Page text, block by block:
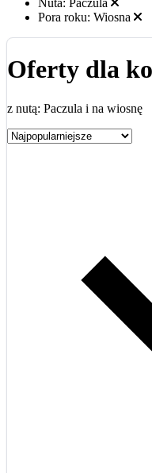
Pora roku: Wiosna
Oferty dla
z nutą: Paczula i na wiosnę